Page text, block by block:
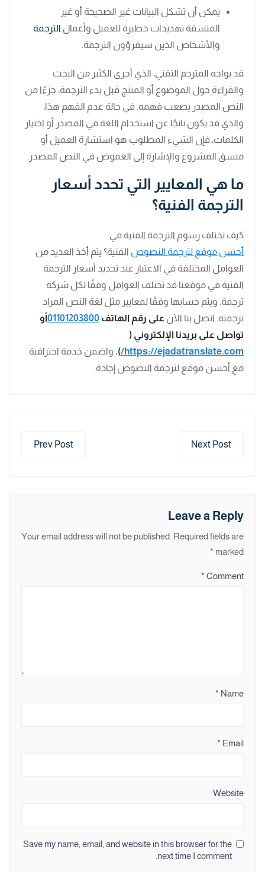
يمكن أن تشكل البيانات غير الصحيحة أو غير
المتسقة تهديدات خطيرة للعميل وأعمال الترجمة
والأشخاص الذين سيقرؤون الترجمة.
قد يواجه المترجم التقني، الذي أجرى الكثير من البحث
والقراءة حول الموضوع أو المنتج قبل بدء الترجمة، جزءًا من
النص المصدر يصعب فهمه. في حالة عدم الفهم هذا،
والذي قد يكون ناتجًا عن استخدام اللغة في المصدر أو اختيار
الكلمات، فإن الشيء المطلوب هو استشارة العميل أو
منسق المشروع والإشارة إلى الغموض في النص المصدر.
ما هي المعايير التي تحدد أسعار
الترجمة الفنية؟
كيف تختلف رسوم الترجمة الفنية في
أحسن موقع لترجمة النصوص الفنية؟ يتم أخذ العديد من
العوامل المختلفة في الاعتبار عند تحديد أسعار الترجمة
الفنية في موقعنا قد تختلف العوامل وفقًا لكل شركة
ترجمة. ويتم حسابها وفقًا لمعايير مثل لغة النص المراد
ترجمته. اتصل بنا الآن على رقم الهاتف 01101203800أو
تواصل على بريدنا الإلكتروني (
https://ejadatranslate.com/
). واضمن خدمة احترافية
مع أحسن موقع لترجمة النصوص إجادة.
Prev Post Next Post
Leave a Reply
Your email address will not be published. Required fields are
marked
*
Comment
*
Name
*
Email
*
Website
Save my name, email, and website in this browser for the
next time I comment.